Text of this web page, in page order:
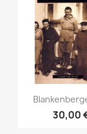

30,00